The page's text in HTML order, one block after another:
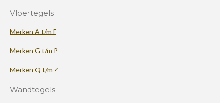
Vloertegels
Merken A t/m F
Merken G t/m P
Merken Q t/m Z
Wandtegels